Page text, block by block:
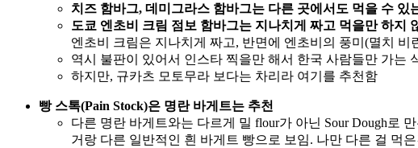
치즈 함바그, 데미그라스 함바그는 다른 곳에서도 먹을 수 있
도쿄 엔초비 크림 점보 함바그는 지나치게 짜고 먹을만 하지
엔초비 크림은 지나치게 짜고, 반면에 엔초비의 풍미(멸치
역시 불판이 있어서 인스타 찍을만 해서 한국 사람들만 가는
하지만, 규카츠 모토무라 보다는 차리라 여기를 추천함
빵 스톡(Pain Stock)은 명란 바게트는 추천
다른 명란 바게트와는 다르게 밀 flour가 아닌 Sour Dough로
거랑 다른 일반적인 흰 바게트 빵으로 보임. 나만 다른 걸 먹